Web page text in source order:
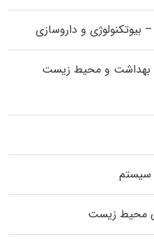
و داروسازی
بهداشت و محیط زیست
سیستم
محیط زیست